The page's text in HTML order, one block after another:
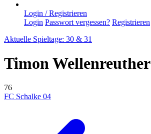
Login / Registrieren
Login Passwort vergessen? Registrieren
Aktuelle Spieltage: 30 & 31
Timon Wellenreuther
76
FC Schalke 04